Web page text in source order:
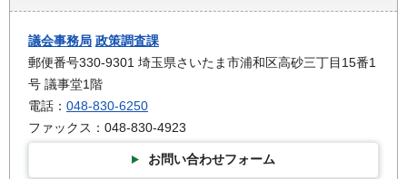
議会事務局 政策調査課
郵便番号330-9301 埼玉県さいたま市浦和区高砂三丁目15番1
号 議事堂1階
電話： 048-830-6250
ファックス：048-830-4923
お問い合わせフォーム